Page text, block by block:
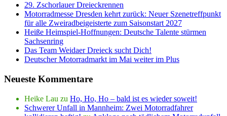
29. Zschorlauer Dreieckrennen
Motorradmesse Dresden kehrt zurück: Neuer Szenetreffpunkt
für alle Zweiradbeigeisterte zum Saisonstart 2027
Heiße Heimspiel-Hoffnungen: Deutsche Talente stürmen
Sachsenring
Das Team Weidaer Dreieck sucht Dich!
Deutscher Motorradmarkt im Mai weiter im Plus
Neueste Kommentare
Heike Lau zu Ho, Ho, Ho – bald ist es wieder soweit!
Schwerer Unfall in Mannheim: Zwei Motorradfahrer